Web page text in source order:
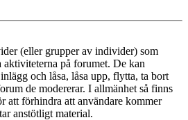
(eller grupper av individer) som
aktiviteterna på forumet. De kan
och låsa, låsa upp, flytta, ta bort
de modererar. I allmänhet så finns
att förhindra att användare kommer
anstötligt material.